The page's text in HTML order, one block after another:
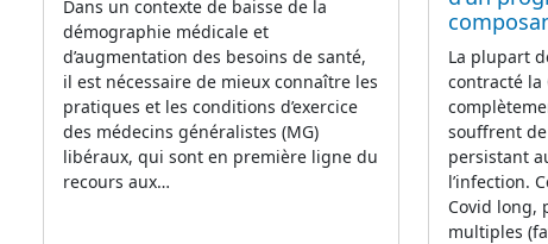
Dans un contexte de baisse de la
démographie médicale et
d’augmentation des besoins de santé,
il est nécessaire de mieux connaître les
pratiques et les conditions d’exercice
des médecins généralistes (MG)
libéraux, qui sont en première ligne du
recours aux…
La plupart
contracté la
souffrent
persistant
l’infection.
Covid long,
multiples